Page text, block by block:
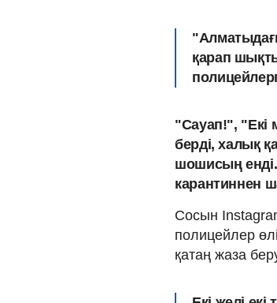
қарап
"Сауап!", "Екі
берді, халық
шошисың енді.
карантиннен
Сосын
полицейлер
қатаң жаза